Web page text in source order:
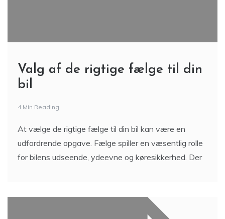
Valg af de rigtige fælge til din
bil
4 Min Reading
At vælge de rigtige fælge til din bil kan være en
udfordrende opgave. Fælge spiller en væsentlig rolle
for bilens udseende, ydeevne og køresikkerhed. Der